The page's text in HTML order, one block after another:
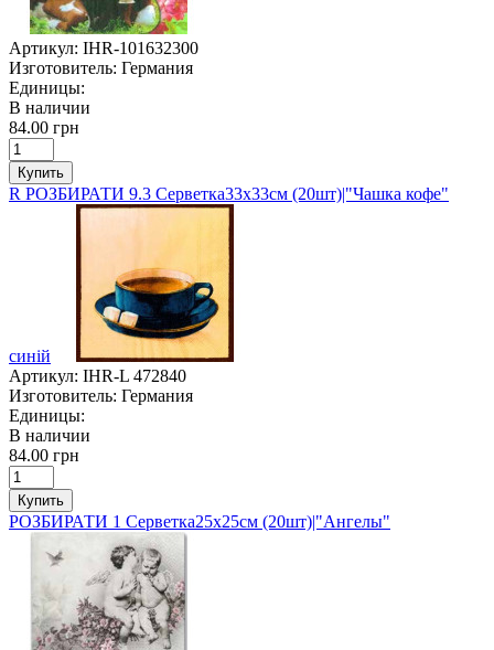
Артикул: IHR-101632300
Изготовитель: Германия
Единицы:
В наличии
84.00 грн
Купить
R РОЗБИРАТИ 9.3 Серветка33х33см (20шт)|"Чашка кофе"
синій
Артикул: IHR-L 472840
Изготовитель: Германия
Единицы:
В наличии
84.00 грн
Купить
РОЗБИРАТИ 1 Серветка25х25см (20шт)|"Ангелы"